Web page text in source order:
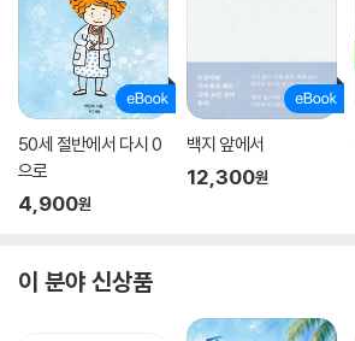
50세 절반에서 다시 0
으로
4,900원
백지 앞에서
12,300원
이 분야 신상품